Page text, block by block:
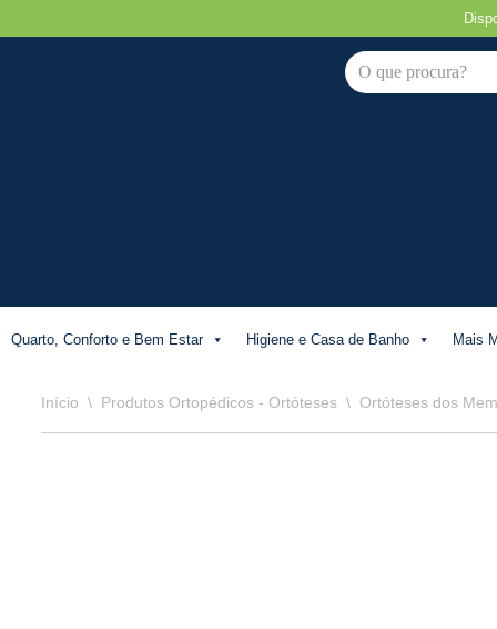
Quarto, Conforto e Bem Estar Higiene e Casa de Banho Mais
Início \ Produtos Ortopédicos - Ortóteses \ Ortóteses dos